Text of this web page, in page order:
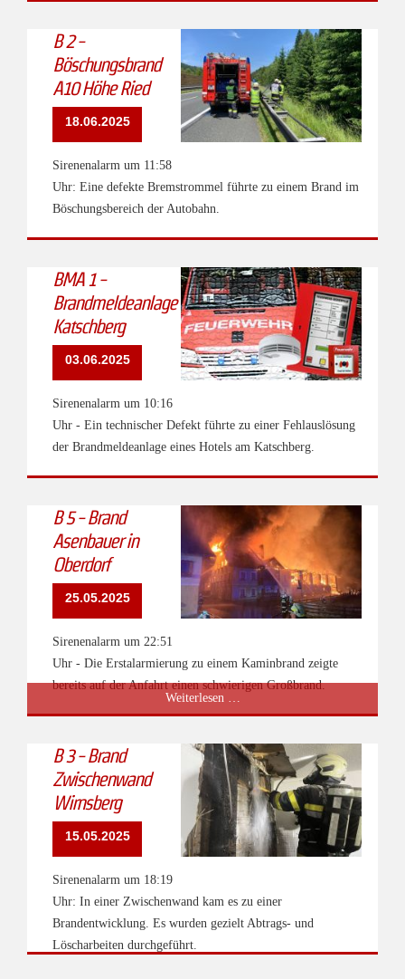
B 2 -
Böschungsbrand
A10 Höhe Ried
18.06.2025
Sirenenalarm um 11:58
Uhr: Eine defekte Bremstrommel führte zu einem Brand im
Böschungsbereich der Autobahn.
BMA 1 -
Brandmeldeanlage
Katschberg
03.06.2025
Sirenenalarm um 10:16
Uhr - Ein technischer Defekt führte zu einer Fehlauslösung
der Brandmeldeanlage eines Hotels am Katschberg.
B 5 - Brand
Asenbauer in
Oberdorf
25.05.2025
Sirenenalarm um 22:51
Uhr - Die Erstalarmierung zu einem Kaminbrand zeigte
bereits auf der Anfahrt einen schwierigen Großbrand.
Weiterlesen …
5
-
Brand
Asenbauer
in
Oberdorf
B 3 - Brand
Zwischenwand
Wirnsberg
15.05.2025
Sirenenalarm um 18:19
Uhr: In einer Zwischenwand kam es zu einer
Brandentwicklung. Es wurden gezielt Abtrags- und
Löscharbeiten durchgeführt.